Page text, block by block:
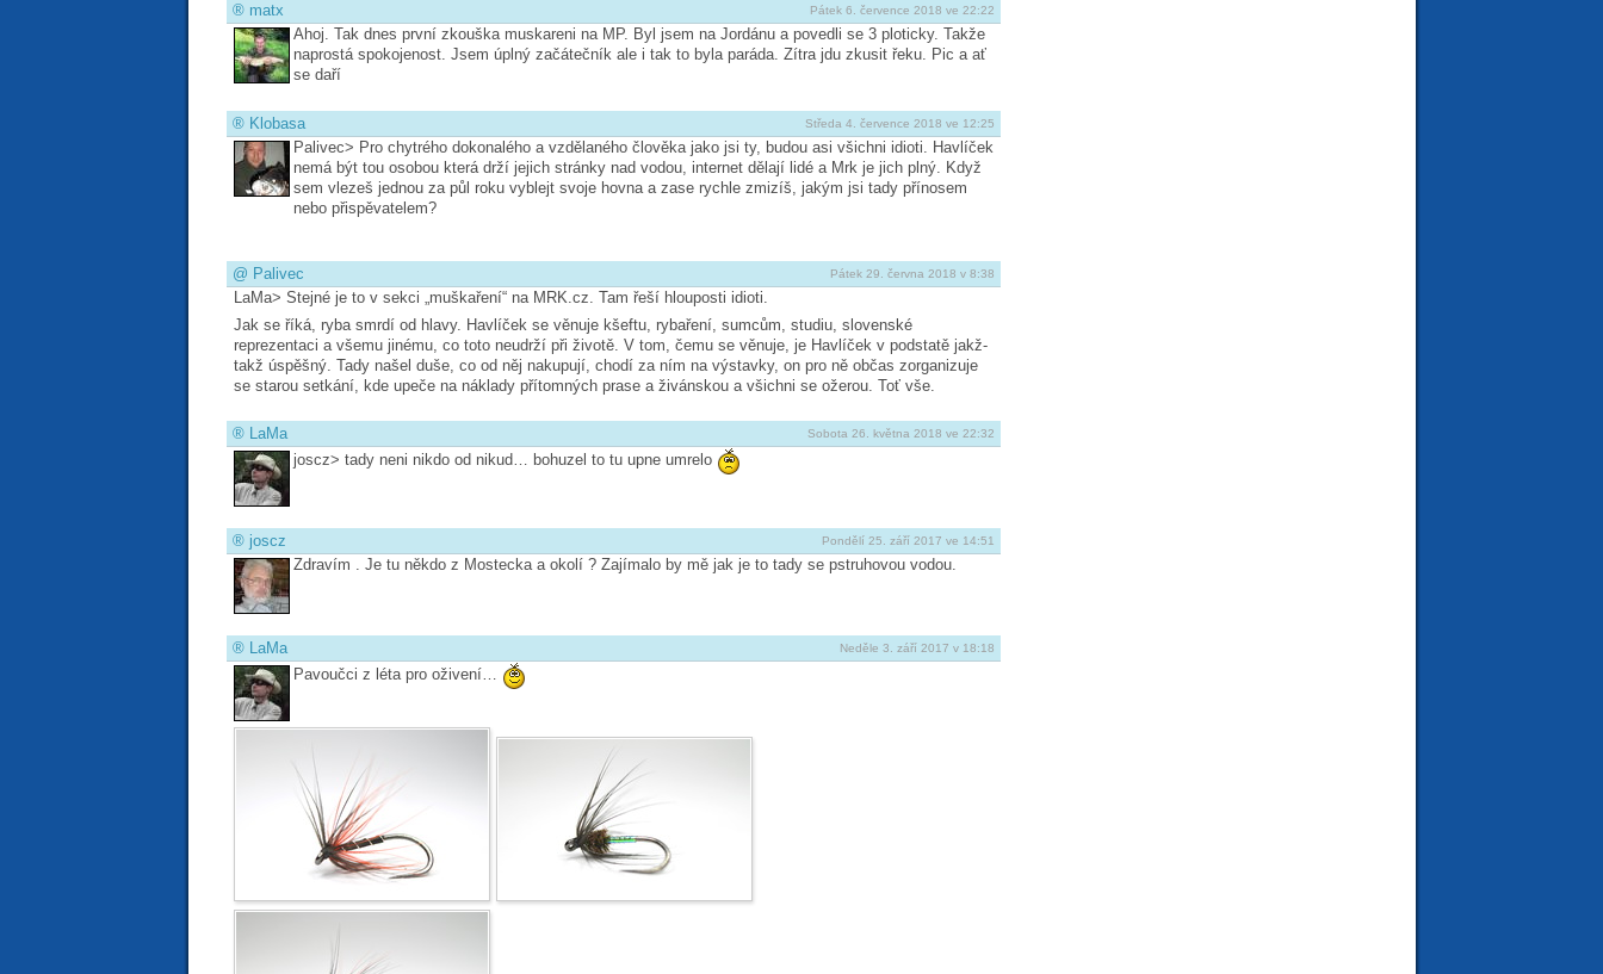
Pátek 6. července 2018 ve 22:22
® matx
Ahoj. Tak dnes první zkouška muskareni na MP. Byl jsem na Jordánu a povedli se 3 ploticky. Takže
naprostá spokojenost. Jsem úplný začátečník ale i tak to byla paráda. Zítra jdu zkusit řeku. Pic a ať
se daří
Středa 4. července 2018 ve 12:25
® Klobasa
Palivec> Pro chytrého dokonalého a vzdělaného člověka jako jsi ty, budou asi všichni idioti. Havlíček
nemá být tou osobou která drží jejich stránky nad vodou, internet dělají lidé a Mrk je jich plný. Když
sem vlezeš jednou za půl roku vyblejt svoje hovna a zase rychle zmizíš, jakým jsi tady přínosem
nebo přispěvatelem?
Pátek 29. června 2018 v 8:38
@ Palivec
LaMa> Stejné je to v sekci „muškaření“ na MRK.cz. Tam řeší hlouposti idioti.
Jak se říká, ryba smrdí od hlavy. Havlíček se věnuje kšeftu, rybaření, sumcům, studiu, slovenské
reprezentaci a všemu jinému, co toto neudrží při životě. V tom, čemu se věnuje, je Havlíček v podstatě jakž-
takž úspěšný. Tady našel duše, co od něj nakupují, chodí za ním na výstavky, on pro ně občas zorganizuje
se starou setkání, kde upeče na náklady přítomných prase a živánskou a všichni se ožerou. Toť vše.
Sobota 26. května 2018 ve 22:32
® LaMa
joscz> tady neni nikdo od nikud… bohuzel to tu upne umrelo
Pondělí 25. září 2017 ve 14:51
® joscz
Zdravím . Je tu někdo z Mostecka a okolí ? Zajímalo by mě jak je to tady se pstruhovou vodou.
Neděle 3. září 2017 v 18:18
® LaMa
Pavoučci z léta pro oživení…